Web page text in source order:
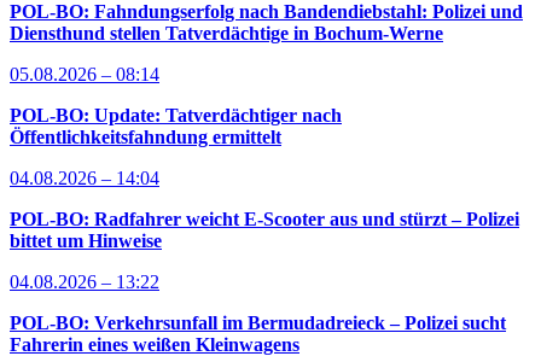
POL-BO: Fahndungserfolg nach Bandendiebstahl: Polizei und
Diensthund stellen Tatverdächtige in Bochum-Werne
05.08.2026 – 08:14
POL-BO: Update: Tatverdächtiger nach
Öffentlichkeitsfahndung ermittelt
04.08.2026 – 14:04
POL-BO: Radfahrer weicht E-Scooter aus und stürzt – Polizei
bittet um Hinweise
04.08.2026 – 13:22
POL-BO: Verkehrsunfall im Bermudadreieck – Polizei sucht
Fahrerin eines weißen Kleinwagens